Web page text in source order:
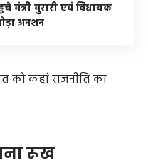
मंत्री मुरारी एवं विधायक
अनशन
को कहां राजनीति का
रूख